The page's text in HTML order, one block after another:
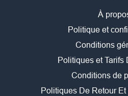
À
Politique et
Conditions
Politiques et Tarifs
Conditions de
Politiques De Retour